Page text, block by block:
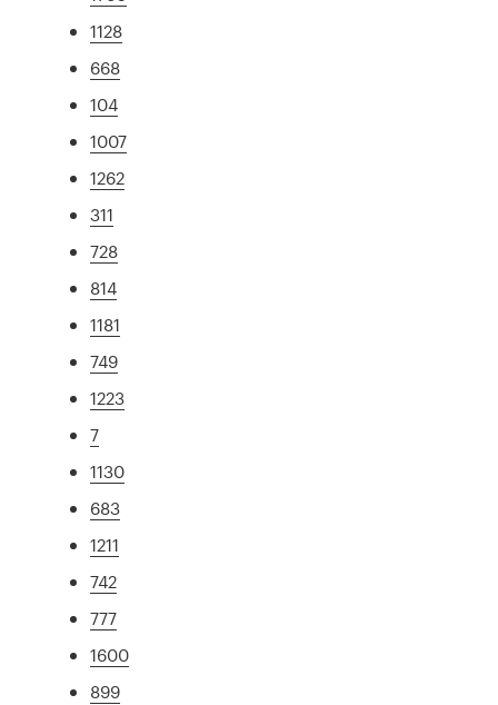
1128
668
104
1007
1262
311
728
814
1181
749
1223
7
1130
683
1211
742
777
1600
899